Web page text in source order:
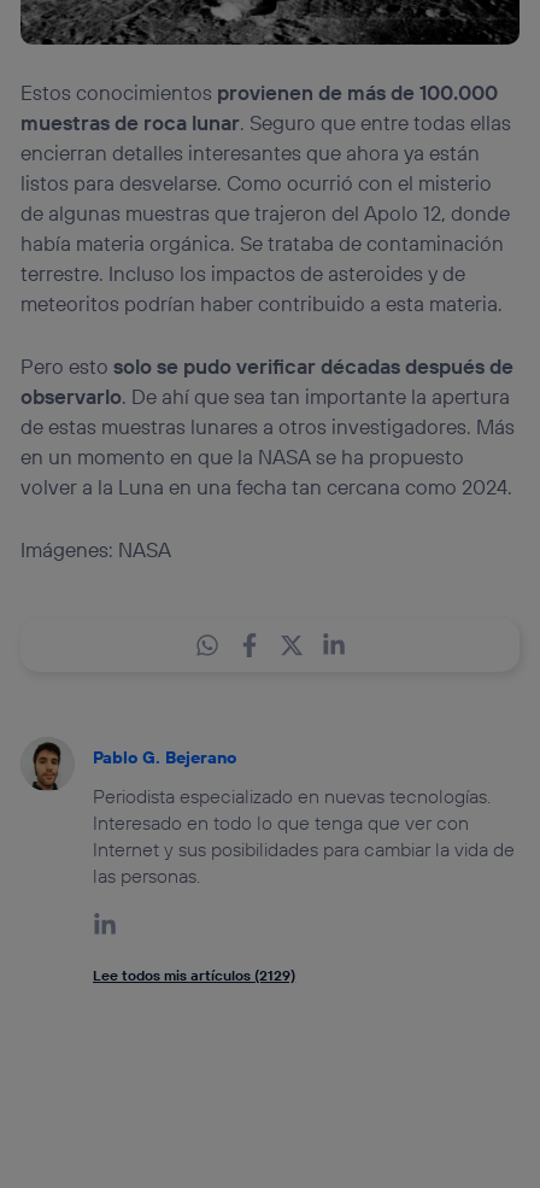
Estos conocimientos provienen de más de 100.000
muestras de roca lunar. Seguro que entre todas ellas
encierran detalles interesantes que ahora ya están
listos para desvelarse. Como ocurrió con el misterio
de algunas muestras que trajeron del Apolo 12, donde
había materia orgánica. Se trataba de contaminación
terrestre. Incluso los impactos de asteroides y de
meteoritos podrían haber contribuido a esta materia.
Pero estosolo se pudo verificar décadas después de
observarlo. De ahí que sea tan importante la apertura
de estas muestras lunares a otros investigadores. Más
en un momento en que la NASA se ha propuesto
volver a la Luna en una fecha tan cercana como 2024.
Imágenes: NASA
Pablo G. Bejerano
Periodista especializado en nuevas tecnologías.
Interesado en todo lo que tenga que ver con
Internet y sus posibilidades para cambiar la vida de
las personas.
Lee todos mis artículos (2129)